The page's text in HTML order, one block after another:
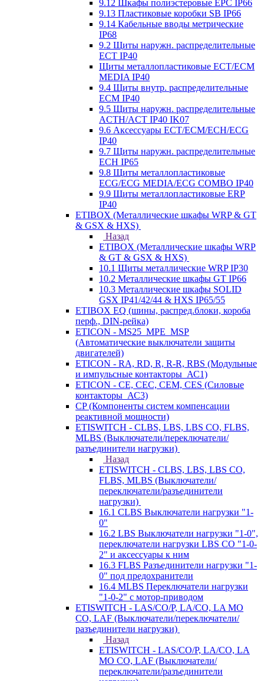
9.12 Шкафы полиэстеровые EPC IP66
9.13 Пластиковые коробки SB IP66
9.14 Кабельные вводы метрические
IP68
9.2 Щиты наружн. распределительные
ECT IP40
Щиты металлопластиковые ECT/ECM
MEDIA IP40
9.4 Щиты внутр. распределительные
ECМ IP40
9.5 Щиты наружн. распределительные
ACTH/ACT IP40 IK07
9.6 Аксессуары ECT/ECM/ECH/ECG
IP40
9.7 Щиты наружн. распределительные
ECH IP65
9.8 Щиты металлопластиковые
ECG/ECG MEDIA/ECG COMBO IP40
9.9 Щиты металлопластиковые ERP
IP40
ETIBOX (Металлические шкафы WRP & GT
& GSX & HXS)
Назад
ETIBOX (Металлические шкафы WRP
& GT & GSX & HXS)
10.1 Щиты металлические WRP IP30
10.2 Металлические шкафы GT IP66
10.3 Металлические шкафы SOLID
GSX IP41/42/44 & HXS IP65/55
ETIBOX EQ (шины, распред.блоки, короба
перф., DIN-рейка)
ETICON - MS25_MPE_MSP
(Автоматические выключатели защиты
двигателей)
ETICON - RA, RD, R, R-R, RBS (Модульные
и импульсные контакторы_АС1)
ETICON - CE, CEC, CEM, CES (Силовые
контакторы_АС3)
CP (Компоненты систем компенсации
реактивной мощности)
ETISWITCH - CLBS, LBS, LBS CO, FLBS,
MLBS (Выключатели/переключатели/
разъединители нагрузки)
Назад
ETISWITCH - CLBS, LBS, LBS CO,
FLBS, MLBS (Выключатели/
переключатели/разъединители
нагрузки)
16.1 CLBS Выключатели нагрузки "1-
0"
16.2 LBS Выключатели нагрузки "1-0",
переключатели нагрузки LBS CO "1-0-
2" и аксессуары к ним
16.3 FLBS Разъединители нагрузки "1-
0" под предохранители
16.4 MLBS Переключатели нагрузки
"1-0-2" с мотор-приводом
ETISWITCH - LAS/CO/P, LA/CO, LA MO
CO, LAF (Выключатели/переключатели/
разъединители нагрузки)
Назад
ETISWITCH - LAS/CO/P, LA/CO, LA
MO CO, LAF (Выключатели/
переключатели/разъединители